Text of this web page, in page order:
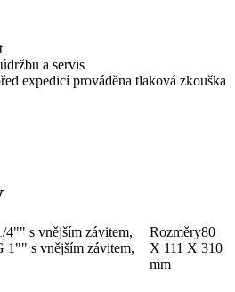
a servis
expedicí prováděna tlaková zkouška
4"" s vnějším závitem,
1"" s vnějším závitem,
Rozměry80
X 111 X 310
mm